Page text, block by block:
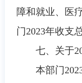
障和就业、医
门2023年收支
七、关于
本部门